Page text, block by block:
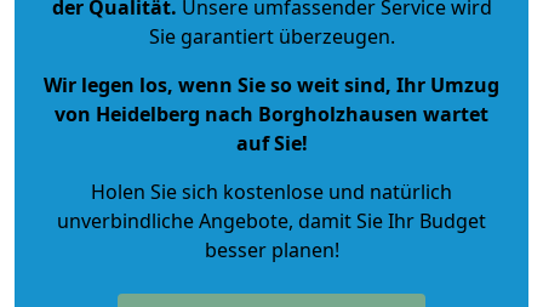
der Qualität. Unsere umfassender Service wird
Sie garantiert überzeugen.
Wir legen los, wenn Sie so weit sind, Ihr Umzug
von Heidelberg nach Borgholzhausen wartet
auf Sie!
Holen Sie sich kostenlose und natürlich
unverbindliche Angebote, damit Sie Ihr Budget
besser planen!